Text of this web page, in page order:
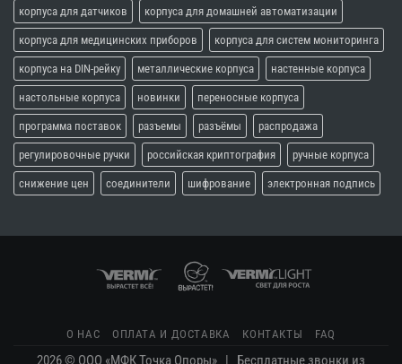
корпуса для датчиков корпуса для домашней автоматизации
корпуса для медицинских приборов корпуса для систем мониторинга
корпуса на DIN-рейку металлические корпуса настенные корпуса
настольные корпуса новинки переносные корпуса
программа поставок разъемы разъёмы распродажа
регулировочные ручки российская криптография ручные корпуса
снижение цен соединители шифрование электронная подпись
О НАС ОПЛАТА И ДОСТАВКА КОНТАКТЫ FAQ
2026 © ООО «МФК Точка Опоры» | Бесплатные звонки из